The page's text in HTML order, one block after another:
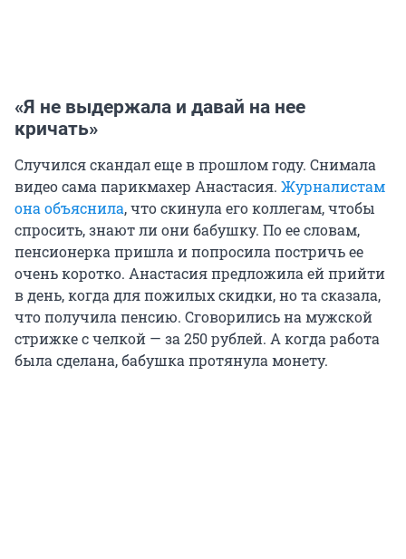
«Я не выдержала и давай на нее
кричать»
Случился скандал еще в прошлом году. Снимала
видео сама парикмахер Анастасия. Журналистам
она объяснила, что скинула его коллегам, чтобы
спросить, знают ли они бабушку. По ее словам,
пенсионерка пришла и попросила постричь ее
очень коротко. Анастасия предложила ей прийти
в день, когда для пожилых скидки, но та сказала,
что получила пенсию. Сговорились на мужской
стрижке с челкой — за 250 рублей. А когда работа
была сделана, бабушка протянула монету.